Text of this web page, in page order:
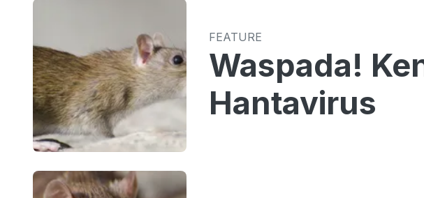
FEATURE
Waspada!
Hantavirus